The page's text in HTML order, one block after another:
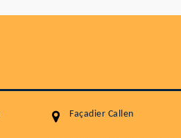
Façadier Callen